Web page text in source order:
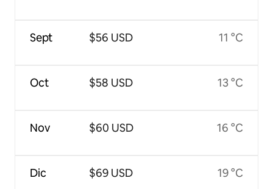
Sept
Oct
Nov
Dic
$56 USD
$58 USD
$60 USD
$69 USD
11 °C
13 °C
16 °C
19 °C